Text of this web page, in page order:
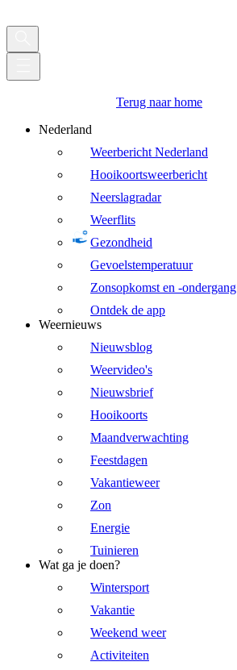
Terug naar home
Nederland
Weerbericht Nederland
Hooikoortsweerbericht
Neerslagradar
Weerflits
Gezondheid
Gevoelstemperatuur
Zonsopkomst en -ondergang
Ontdek de app
Weernieuws
Nieuwsblog
Weervideo's
Nieuwsbrief
Hooikoorts
Maandverwachting
Feestdagen
Vakantieweer
Zon
Energie
Tuinieren
Wat ga je doen?
Wintersport
Vakantie
Weekend weer
Activiteiten